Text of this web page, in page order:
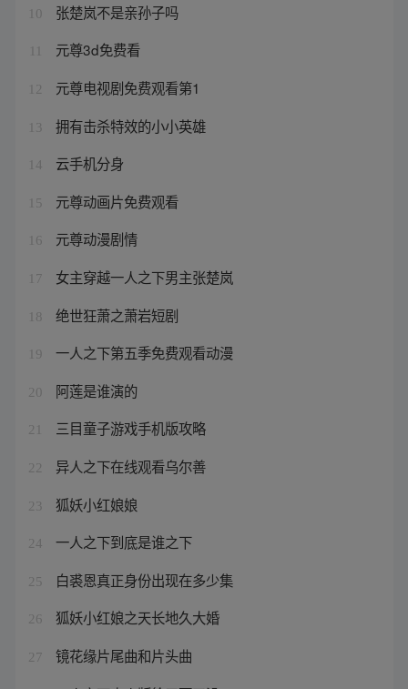
10 张楚岚不是亲孙子吗
元尊3d免费看
12 元尊电视剧免费观看第1
13 拥有击杀特效的小小英雄
14 云手机分身
15 元尊动画片免费观看
16 元尊动漫剧情
17 女主穿越一人之下男主张楚岚
18 绝世狂萧之萧岩短剧
19 一人之下第五季免费观看动漫
20 阿莲是谁演的
21 三目童子游戏手机版攻略
22 异人之下在线观看乌尔善
23 狐妖小红娘娘
24 一人之下到底是谁之下
25 白裘恩真正身份出现在多少集
26 狐妖小红娘之天长地久大婚
27 镜花缘片尾曲和片头曲